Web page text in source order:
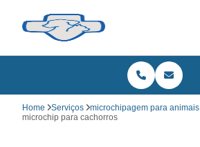
Home Serviços
microchipagem para animais
microchip para cachorros